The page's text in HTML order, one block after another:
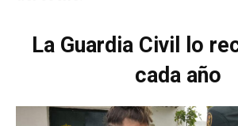
La Guardia Civil lo
cada año